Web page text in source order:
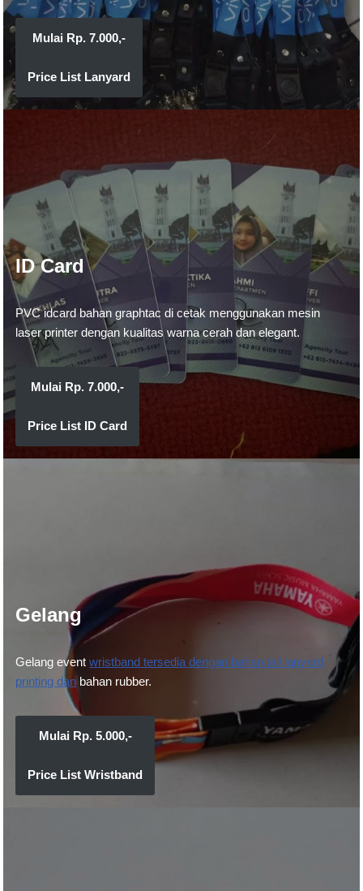
Mulai Rp.7.000,-
Price List Lanyard
ID Card
PVC idcard bahan graphtac di cetak menggunakan mesin
laser printer dengan kualitas warna cerah dan elegant.
Mulai Rp.7.000,-
Price List ID Card
Gelang
Gelang eventwristband tersedia dengan bahan tali lanyard
printing dan bahan rubber.
Mulai Rp. 5.000,-
Price List Wristband